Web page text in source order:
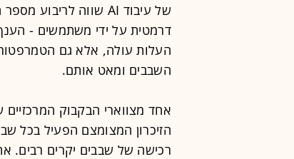
דרמטית על ידי משתמשים -
העלות עולה, אלא גם
השבבים ומאט אותם.
אחד מצווארי הבקבוק
רכישה של שבבים יקרים רבים.